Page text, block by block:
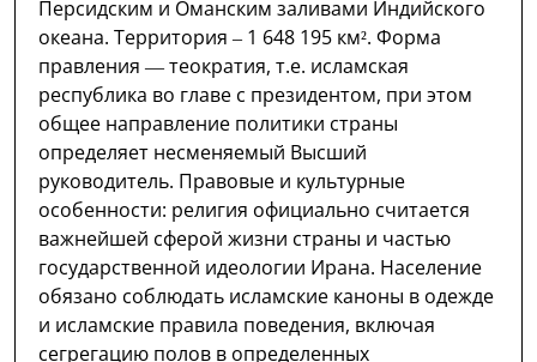
Персидским и Оманским заливами Индийского
океана. Территория – 1 648 195 км². Форма
правления — теократия, т.е. исламская
республика во главе с президентом, при этом
общее направление политики страны
определяет несменяемый Высший
руководитель. Правовые и культурные
особенности: религия официально считается
важнейшей сферой жизни страны и частью
государственной идеологии Ирана. Население
обязано соблюдать исламские каноны в одежде
и исламские правила поведения, включая
сегрегацию полов в определенных